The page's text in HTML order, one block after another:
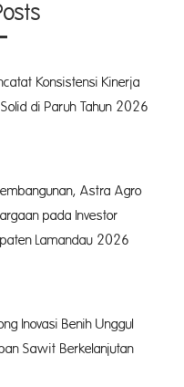
Konsistensi Kinerja
di Paruh Tahun 2026
Astra Agro
pada Investor
Lamandau 2026
Inovasi Benih Unggul
Sawit Berkelanjutan